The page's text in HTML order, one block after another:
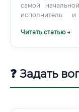
самой
исполнитель
Читать статью →
❓ Задать